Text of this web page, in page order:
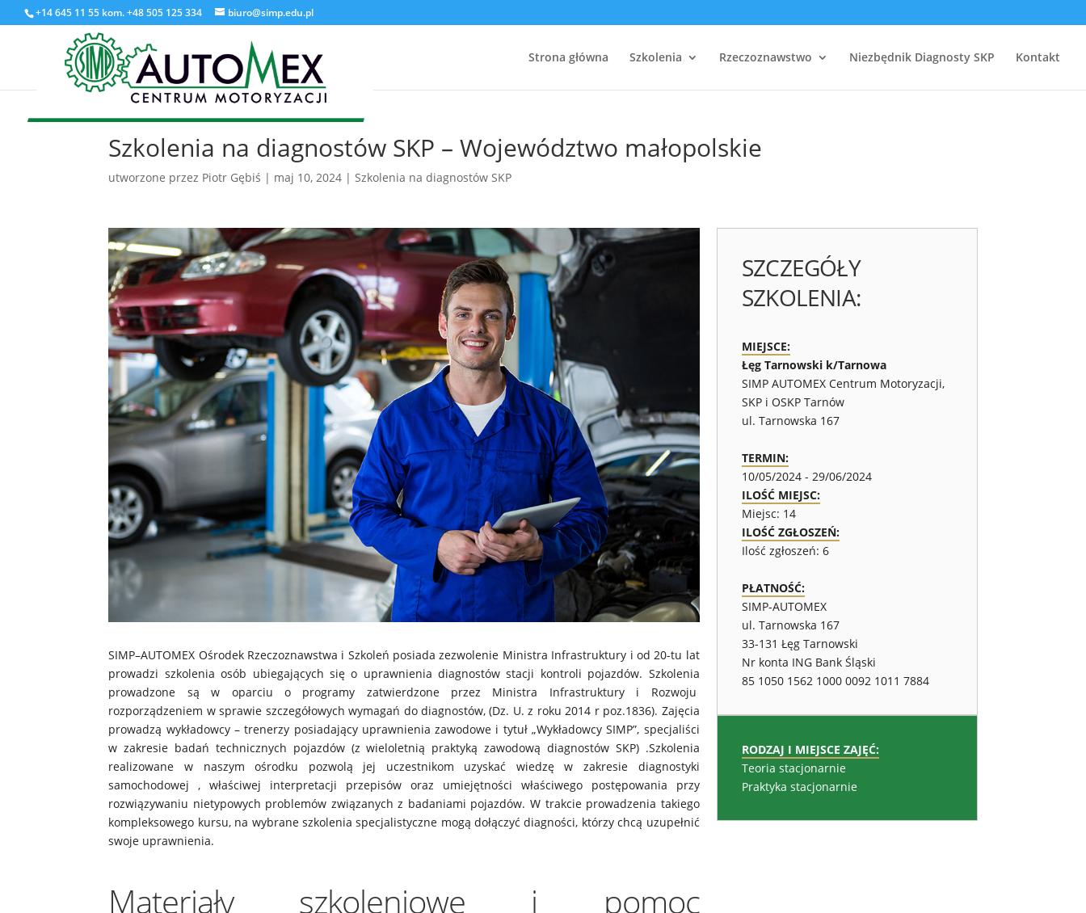
+14 645 11 55 kom. +48 505 125 334 biuro@simp.edu.pl
Strona główna Szkolenia Rzeczoznawstwo Niezbędnik Diagnosty SKP Kontakt
Szkolenia na diagnostów SKP – Województwo małopolskie
utworzone przez Piotr Gębiś | maj 10, 2024 |Szkolenia na diagnostów SKP
SIMP–AUTOMEX Ośrodek Rzeczoznawstwa i Szkoleń posiada zezwolenie Ministra Infrastruktury i od 20-tu lat
prowadzi szkolenia osób ubiegających się o uprawnienia diagnostów stacji kontroli pojazdów. Szkolenia
prowadzone są w oparciu o programy zatwierdzone przez Ministra Infrastruktury i Rozwoju
rozporządzeniem w sprawie szczegółowych wymagań do diagnostów, (Dz. U. z roku 2014 r poz.1836). Zajęcia
prowadzą wykładowcy – trenerzy posiadający uprawnienia zawodowe i tytuł „Wykładowcy SIMP”, specjaliści
w zakresie badań technicznych pojazdów (z wieloletnią praktyką zawodową diagnostów SKP) .Szkolenia
realizowane w naszym ośrodku pozwolą jej uczestnikom uzyskać wiedzę w zakresie diagnostyki
samochodowej , właściwej interpretacji przepisów oraz umiejętności właściwego postępowania przy
rozwiązywaniu nietypowych problemów związanych z badaniami pojazdów. W trakcie prowadzenia takiego
kompleksowego kursu, na wybrane szkolenia specjalistyczne mogą dołączyć diagności, którzy chcą uzupełnić
swoje uprawnienia.
Materiały szkoleniowe i pomoc
SZCZEGÓŁY
SZKOLENIA:
MIEJSCE:
Łęg Tarnowski k/Tarnowa
SIMP AUTOMEX Centrum Motoryzacji,
SKP i OSKP Tarnów
ul. Tarnowska 167
TERMIN:
10/05/2024 - 29/06/2024
ILOŚĆ MIEJSC:
Miejsc: 14
ILOŚĆ ZGŁOSZEŃ:
Ilość zgłoszeń: 6
PŁATNOŚĆ:
SIMP-AUTOMEX
ul. Tarnowska 167
33-131 Łęg Tarnowski
Nr konta ING Bank Śląski
85 1050 1562 1000 0092 1011 7884
RODZAJ I MIEJSCE ZAJĘĆ:
Teoria stacjonarnie
Praktyka stacjonarnie